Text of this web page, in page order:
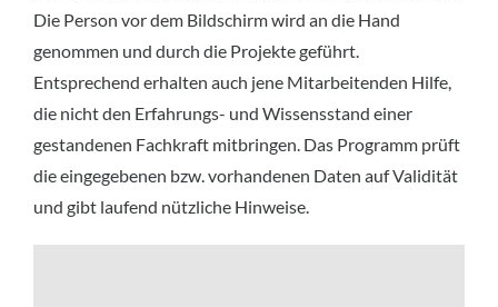
Die Person vor dem Bildschirm wird an die Hand
genommen und durch die Projekte geführt.
Entsprechend erhalten auch jene Mitarbeitenden Hilfe,
die nicht den Erfahrungs- und Wissensstand einer
gestandenen Fachkraft mitbringen. Das Programm prüft
die eingegebenen bzw. vorhandenen Daten auf Validität
und gibt laufend nützliche Hinweise.